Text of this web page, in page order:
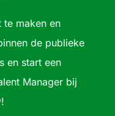
te maken en
de publieke
en start een
Manager bij